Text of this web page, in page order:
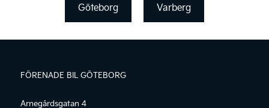
Göteborg Varberg
FÖRENADE BIL GÖTEBORG
Arnegårdsgatan 4